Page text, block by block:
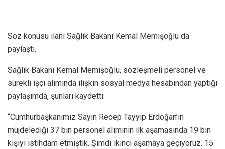
Söz konusu ilanı Sağlık Bakanı Kemal Memişoğlu da
paylaştı.
Sağlık Bakanı Kemal Memişoğlu, sözleşmeli personel ve
sürekli işçi alımında ilişkin sosyal medya hesabından yaptığı
paylaşımda, şunları kaydetti:
“Cumhurbaşkanımız Sayın Recep Tayyip Erdoğan’ın
müjdelediği 37 bin personel alımının ilk aşamasında 19 bin
kişiyi istihdam etmiştik. Şimdi ikinci aşamaya geçiyoruz. 15